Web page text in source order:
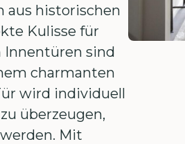
aus historischen
Kulisse für
Innentüren sind
charmanten
wird individuell
überzeugen,
Mit